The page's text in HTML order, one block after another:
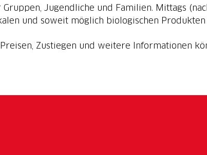
Jugendliche und Familien. Mittags
und soweit möglich biologischen
Zustiegen und weitere Informationen